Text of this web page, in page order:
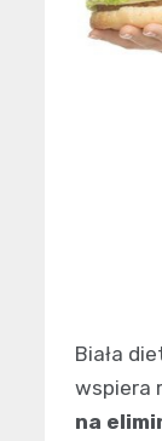
Biała
wspiera
na